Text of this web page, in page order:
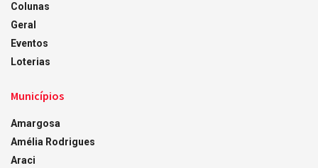
Colunas
Geral
Eventos
Loterias
Municípios
Amargosa
Amélia Rodrigues
Araci